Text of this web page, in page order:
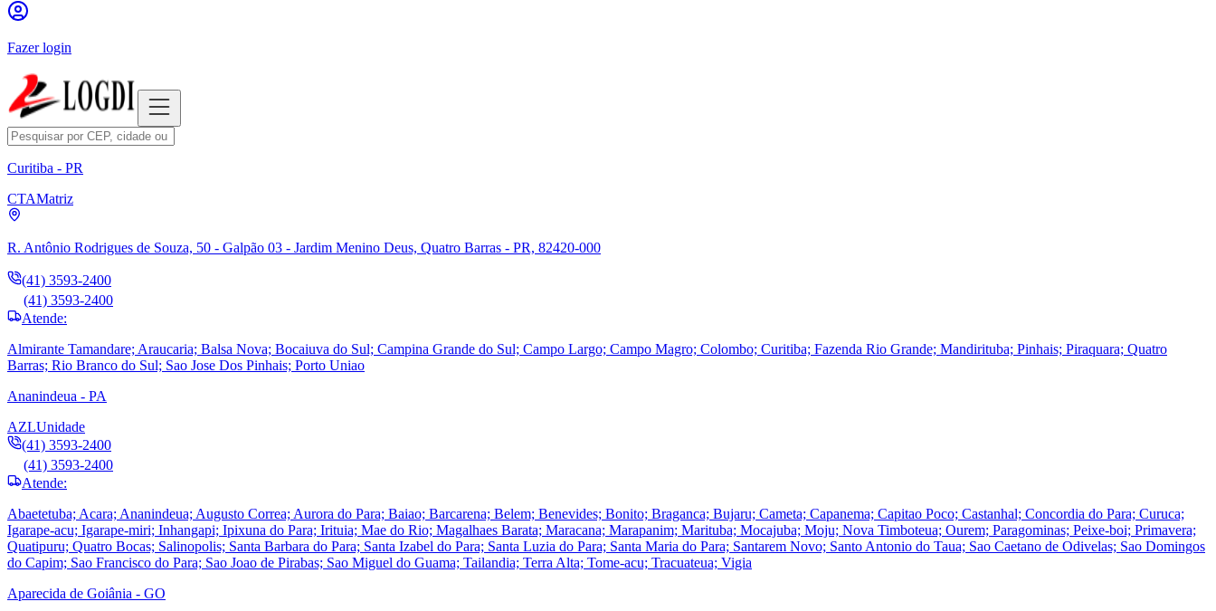
Fazer login
Curitiba - PR
CTAMatriz
R. Antônio Rodrigues de Souza, 50 - Galpão 03 - Jardim Menino Deus, Quatro Barras - PR, 82420-000
(41) 3593-2400
(41) 3593-2400
Atende:
Almirante Tamandare; Araucaria; Balsa Nova; Bocaiuva do Sul; Campina Grande do Sul; Campo Largo; Campo Magro; Colombo; Curitiba; Fazenda Rio Grande; Mandirituba; Pinhais; Piraquara; Quatro
Barras; Rio Branco do Sul; Sao Jose Dos Pinhais; Porto Uniao
Ananindeua - PA
AZLUnidade
(41) 3593-2400
(41) 3593-2400
Atende:
Abaetetuba; Acara; Ananindeua; Augusto Correa; Aurora do Para; Baiao; Barcarena; Belem; Benevides; Bonito; Braganca; Bujaru; Cameta; Capanema; Capitao Poco; Castanhal; Concordia do Para; Curuca;
Igarape-acu; Igarape-miri; Inhangapi; Ipixuna do Para; Irituia; Mae do Rio; Magalhaes Barata; Maracana; Marapanim; Marituba; Mocajuba; Moju; Nova Timboteua; Ourem; Paragominas; Peixe-boi; Primavera;
Quatipuru; Quatro Bocas; Salinopolis; Santa Barbara do Para; Santa Izabel do Para; Santa Luzia do Para; Santa Maria do Para; Santarem Novo; Santo Antonio do Taua; Sao Caetano de Odivelas; Sao Domingos
do Capim; Sao Francisco do Para; Sao Joao de Pirabas; Sao Miguel do Guama; Tailandia; Terra Alta; Tome-acu; Tracuateua; Vigia
Aparecida de Goiânia - GO